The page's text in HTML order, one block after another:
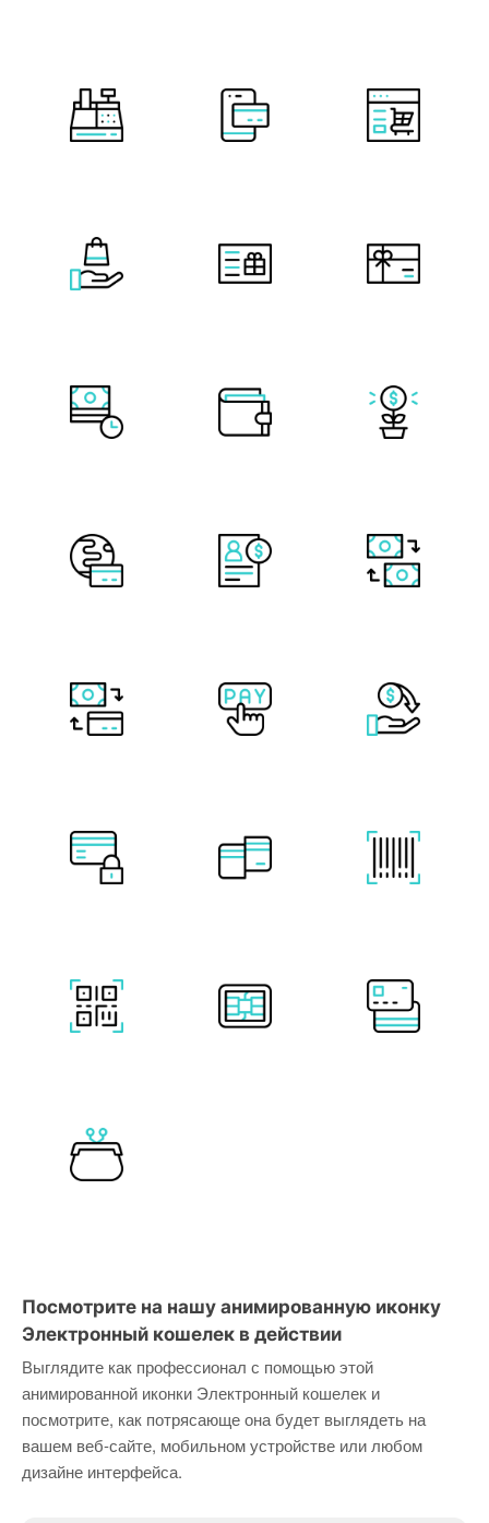
Посмотрите на нашу анимированную иконку
Электронный кошелек в действии
Выглядите как профессионал с помощью этой
анимированной иконки Электронный кошелек и
посмотрите, как потрясающе она будет выглядеть на
вашем веб-сайте, мобильном устройстве или любом
дизайне интерфейса.